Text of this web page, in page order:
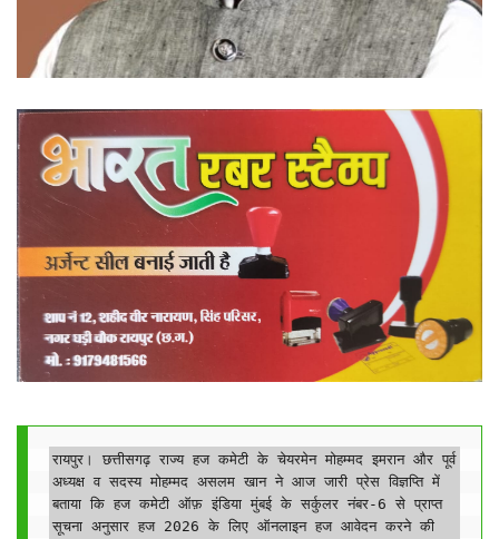
रायपुर। छत्तीसगढ़ राज्य हज कमेटी के चेयरमेन मोहम्मद इमरान और पूर्व
अध्यक्ष व सदस्य मोहम्मद असलम खान ने आज जारी प्रेस विज्ञप्ति में
बताया कि हज कमेटी ऑफ़ इंडिया मुंबई के सर्कुलर नंबर-6 से प्राप्त
सूचना अनुसार हज 2026 के लिए ऑनलाइन हज आवेदन करने की